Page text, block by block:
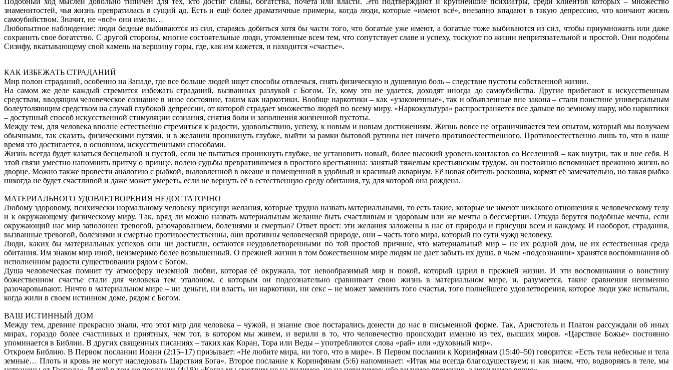
знаменитостей, чья жизнь превратилась в сущий ад. Есть и ещё более драматичные примеры, когда люди, которые «имеют всё», внезапно впадают в такую депрессию, что кончают жизнь
самоубийством. Значит, не «всё» они имели…
Любопытное наблюдение: люди бедные выбиваются из сил, стараясь добиться хотя бы части того, что богатые уже имеют, а богатые тоже выбиваются из сил, чтобы приумножить или даже
сохранить свое богатство. С другой стороны, многие состоятельные люди, утомленные всем тем, что сопутствует славе и успеху, тоскуют по жизни непритязательной и простой. Они подобны
Сизифу, вкатывающему свой камень на вершину горы, где, как им кажется, и находится «счастье».
КАК ИЗБЕЖАТЬ СТРАДАНИЙ
Мир полон страданий, особенно на Западе, где все больше людей ищет способы отвлечься, снять физическую и душевную боль – следствие пустоты собственной жизни.
На самом же деле каждый стремится избежать страданий, вызванных разлукой с Богом. Те, кому это не удается, доходят иногда до самоубийства. Другие прибегают к искусственным
средствам, вводящим человеческое сознание в иное состояние, таким как наркотики. Вообще наркотики – как «узаконенные», так и объявленные вне закона – стали поистине универсальным
болеутоляющим средством на случай глубокой депрессии, от которой страдает множество людей по всему миру. «Наркокультура» распространяется все дальше по земному шару, ибо наркотики
– доступный способ искусственной стимуляции сознания, снятия боли и заполнения жизненной пустоты.
Между тем, для человека вполне естественно стремиться к радости, удовольствию, успеху, к новым и новым достижениям. Жизнь вовсе не ограничивается тем опытом, который мы получаем
обычными, так сказать, физическими путями, и в желании проникнуть глубже, выйти за рамки бытовой рутины нет ничего противоестественного. Противоестественно лишь то, что в наше
время это достигается, в основном, искусственными способами.
Жизнь всегда будет казаться бесцельной и пустой, если не пытаться проникнуть глубже, не установить новый, более высокий уровень контактов со Вселенной – как внутри, так и вне себя. В
этой связи уместно напомнить притчу о принце, волею судьбы превратившемся в простого крестьянина: занятый тяжелым крестьянским трудом, он постоянно вспоминает прежнюю жизнь во
дворце. Можно также провести аналогию с рыбкой, выловленной в океане и помещенной в удобный и красивый аквариум. Её новая обитель роскошна, кормят её замечательно, но такая рыбка
никогда не будет счастливой и даже может умереть, если не вернуть её в естественную среду обитания, ту, для которой она рождена.
МАТЕРИАЛЬНОГО УДОВЛЕТВОРЕНИЯ НЕДОСТАТОЧНО
Любому здоровому, психически нормальному человеку присущи желания, которые трудно назвать материальными, то есть такие, которые не имеют никакого отношения к человеческому телу
и к окружающему физическому миру. Так, вряд ли можно назвать материальным желание быть счастливым и здоровым или же мечты о бессмертии. Откуда берутся подобные мечты, если
окружающий нас мир заполонен тревогой, разочарованием, болезнями и смертью? Ответ прост: эти желания заложены в нас от природы и присущи всем и каждому. И наоборот, страдания,
вызванные тревогой, болезнями и смертью противоестественны, они противны человеческой природе, они – часть того мира, который по сути чужд человеку.
Люди, каких бы материальных успехов они ни достигли, остаются неудовлетворенными по той простой причине, что материальный мир – не их родной дом, не их естественная среда
обитания. Им знаком мир иной, неизмеримо более возвышенный. О прежней жизни в том божественном мире людям не дает забыть их душа, в чьем «подсознании» хранятся воспоминания об
исполненном радости существовании рядом с Богом.
Душа человеческая помнит ту атмосферу неземной любви, которая её окружала, тот невообразимый мир и покой, который царил в прежней жизни. И эти воспоминания о воистину
божественном счастье стали для человека тем эталоном, с которым он подсознательно сравнивает свою жизнь в материальном мире, и, разумеется, такие сравнения неизменно
разочаровывают. Ничто в материальном мире – ни деньги, ни власть, ни наркотики, ни секс – не может заменить того счастья, того полнейшего удовлетворения, которое люди уже испытали,
когда жили в своем истинном доме, рядом с Богом.
ВАШ ИСТИННЫЙ ДОМ
Между тем, древние прекрасно знали, что этот мир для человека – чужой, и знание свое постарались донести до нас в письменной форме. Так, Аристотель и Платон рассуждали об иных
мирах, гораздо более счастливых и приятных, чем тот, в котором мы живем, и верили в то, что человечество происходит именно из тех, высших миров. «Царствие Божье» постоянно
упоминается в Библии. В других священных писаниях – таких как Коран, Тора или Веды – употребляются слова «рай» или «духовный мир».
Откроем Библию. В Первом послании Иоанн (2:15–17) призывает: «Не любите мира, ни того, что в мире». В Первом послании к Коринфянам (15:40–50) говорится: «Есть тела небесные и тела
земные… Плоть и кровь не могут наследовать Царствия Бога». Второе послание к Коринфянам (5:6) напоминает: «Итак мы всегда благодушествуем; и как знаем, что, водворяясь в теле, мы